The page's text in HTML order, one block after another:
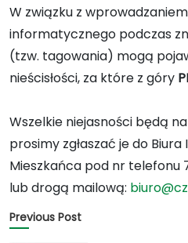
W związku z
informatycznego podczas
(tzw. tagowania) mogą
nieścisłości, za które z góry
Wszelkie niejasności będą
prosimy zgłaszać je do Biura
Mieszkańca pod nr telefonu
lub drogą mailową:
Previous Post